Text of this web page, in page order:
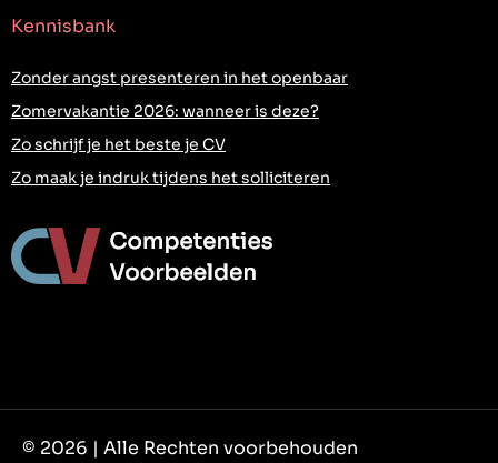
Kennisbank
Zonder angst presenteren in het openbaar
Zomervakantie 2026: wanneer is deze?
Zo schrijf je het beste je CV
Zo maak je indruk tijdens het solliciteren
© 2026 | Alle Rechten voorbehouden